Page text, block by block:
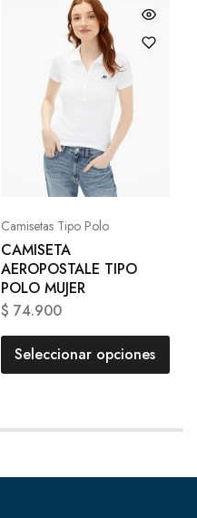
Camisetas Tipo Polo
CAMISETA
AEROPOSTALE TIPO
POLO MUJER
$ 74.900
Seleccionar opciones